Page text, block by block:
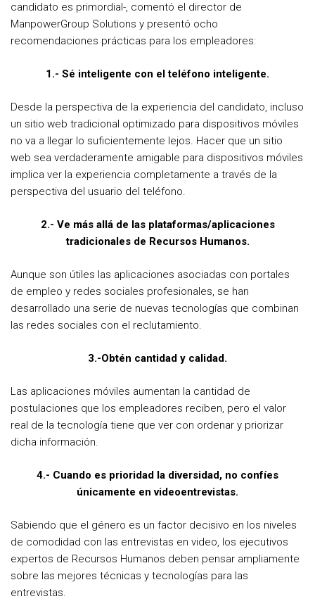
candidato es primordial-, comentó el director de
ManpowerGroup Solutions y presentó ocho
recomendaciones prácticas para los empleadores:
1.- Sé inteligente con el teléfono inteligente.
Desde la perspectiva de la experiencia del candidato, incluso
un sitio web tradicional optimizado para dispositivos móviles
no va a llegar lo suficientemente lejos. Hacer que un sitio
web sea verdaderamente amigable para dispositivos móviles
implica ver la experiencia completamente a través de la
perspectiva del usuario del teléfono.
2.- Ve más allá de las plataformas/aplicaciones
tradicionales de Recursos Humanos.
Aunque son útiles las aplicaciones asociadas con portales
de empleo y redes sociales profesionales, se han
desarrollado una serie de nuevas tecnologías que combinan
las redes sociales con el reclutamiento.
3.-Obtén cantidad y calidad.
Las aplicaciones móviles aumentan la cantidad de
postulaciones que los empleadores reciben, pero el valor
real de la tecnología tiene que ver con ordenar y priorizar
dicha información.
4.- Cuando es prioridad la diversidad, no confíes
únicamente en videoentrevistas.
Sabiendo que el género es un factor decisivo en los niveles
de comodidad con las entrevistas en video, los ejecutivos
expertos de Recursos Humanos deben pensar ampliamente
sobre las mejores técnicas y tecnologías para las
entrevistas.